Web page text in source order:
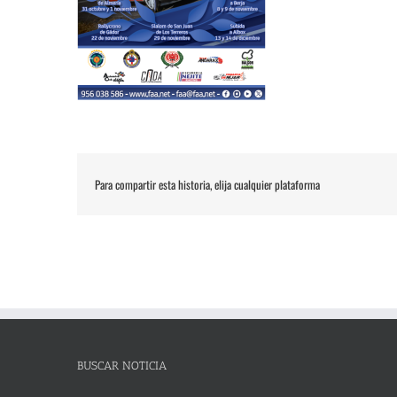
Para compartir esta historia, elija cualquier plataforma
BUSCAR NOTICIA